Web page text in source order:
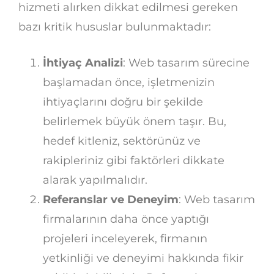
hizmeti alırken dikkat edilmesi gereken
bazı kritik hususlar bulunmaktadır:
İhtiyaç Analizi: Web tasarım sürecine
başlamadan önce, işletmenizin
ihtiyaçlarını doğru bir şekilde
belirlemek büyük önem taşır. Bu,
hedef kitleniz, sektörünüz ve
rakipleriniz gibi faktörleri dikkate
alarak yapılmalıdır.
Referanslar ve Deneyim: Web tasarım
firmalarının daha önce yaptığı
projeleri inceleyerek, firmanın
yetkinliği ve deneyimi hakkında fikir